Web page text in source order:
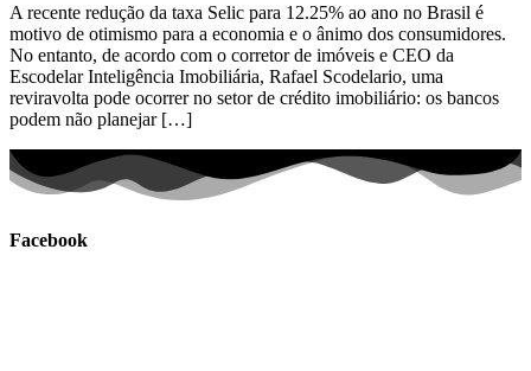
A recente redução da taxa Selic para 12.25% ao ano no Brasil é
motivo de otimismo para a economia e o ânimo dos consumidores.
No entanto, de acordo com o corretor de imóveis e CEO da
Escodelar Inteligência Imobiliária, Rafael Scodelario, uma
reviravolta pode ocorrer no setor de crédito imobiliário: os bancos
podem não planejar […]
Facebook